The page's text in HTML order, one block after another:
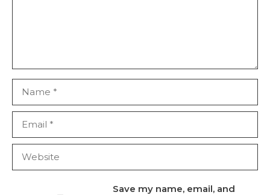
Save my name, email, and